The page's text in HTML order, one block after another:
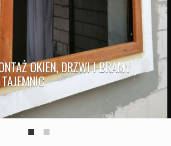
OKIEN, DRZWI I BRAMY